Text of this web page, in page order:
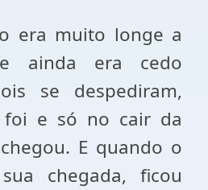
era muito longe a
e ainda era cedo
se despediram,
e só no cair da
E quando o
chegada, ficou